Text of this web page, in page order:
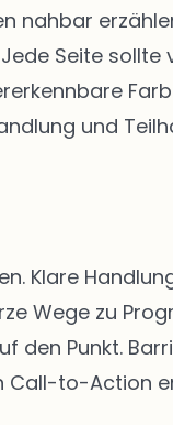
nahbar
Seite sollte
und
Klare
Wege zu
den Punkt.
Call-to-Action